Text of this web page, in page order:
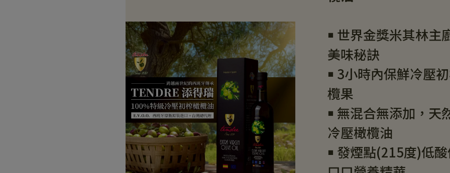
￭ 世界金獎米其林主
美味秘訣
￭ 3小時內保鮮冷壓
欖果
￭ 無混合無添加，天
冷壓橄欖油
￭ 發煙點(215度)低